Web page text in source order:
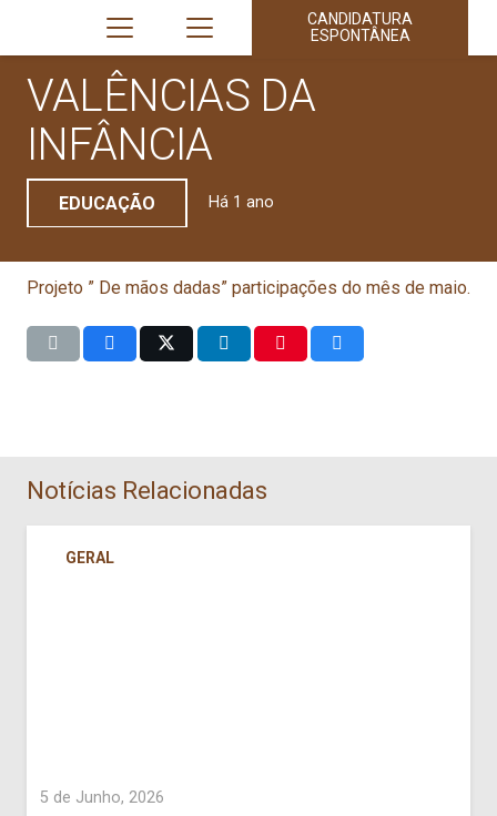
CANDIDATURA
ESPONTÂNEA
VALÊNCIAS DA
INFÂNCIA
EDUCAÇÃO Há 1 ano
Projeto ” De mãos dadas” participações do mês de maio.
Notícias Relacionadas
GERAL
5 de Junho, 2026